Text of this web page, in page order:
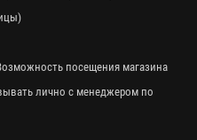
посещения магазина
лично с менеджером по